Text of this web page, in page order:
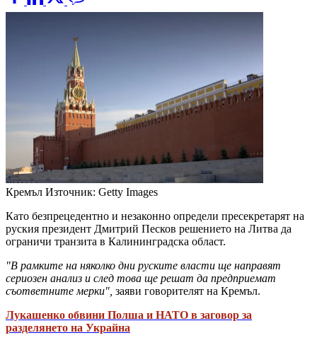
Кремъл Източник: Getty Images
Като безпрецедентно и незаконно определи пресекретарят на
руския президент Дмитрий Песков решението на Литва да
ограничи транзита в Калининградска област.
"В рамките на няколко дни руските власти ще направят
сериозен анализ и след това ще решат да предприемат
съответните мерки", заяви говорителят на Кремъл.
Лукашенко обвини Полша и НАТО в заговор за
разделянето на Украйна